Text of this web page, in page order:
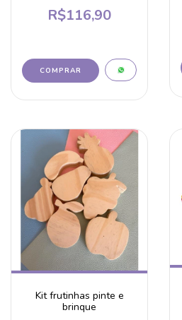
R$116,90
Kit frutinhas pinte e
brinque